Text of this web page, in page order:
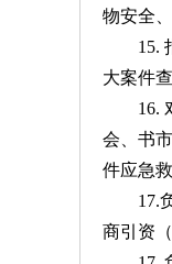
物安全
15.
大案件
16.
会、书
件应急
17.
商引资